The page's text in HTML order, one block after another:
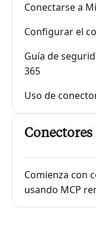
Conectarse a
Configurar el
Guía de
365
Uso de
Comienza con
usando MCP